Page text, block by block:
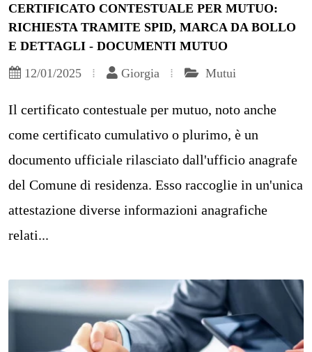
CERTIFICATO CONTESTUALE PER MUTUO:
RICHIESTA TRAMITE SPID, MARCA DA BOLLO
E DETTAGLI - DOCUMENTI MUTUO
12/01/2025
Giorgia Mutui
Il certificato contestuale per mutuo, noto anche
come certificato cumulativo o plurimo, è un
documento ufficiale rilasciato dall'ufficio anagrafe
del Comune di residenza. Esso raccoglie in un'unica
attestazione diverse informazioni anagrafiche
relati...